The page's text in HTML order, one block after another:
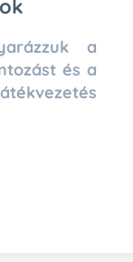
a
és a